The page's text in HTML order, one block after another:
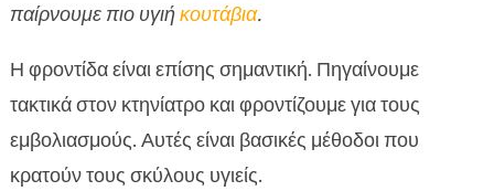
παίρνουμε πιο υγιήκουτάβια.
Η φροντίδα είναι επίσης σημαντική. Πηγαίνουμε
τακτικά στον κτηνίατρο και φροντίζουμε για τους
εμβολιασμούς. Αυτές είναι βασικές μέθοδοι που
κρατούν τους σκύλους υγιείς.